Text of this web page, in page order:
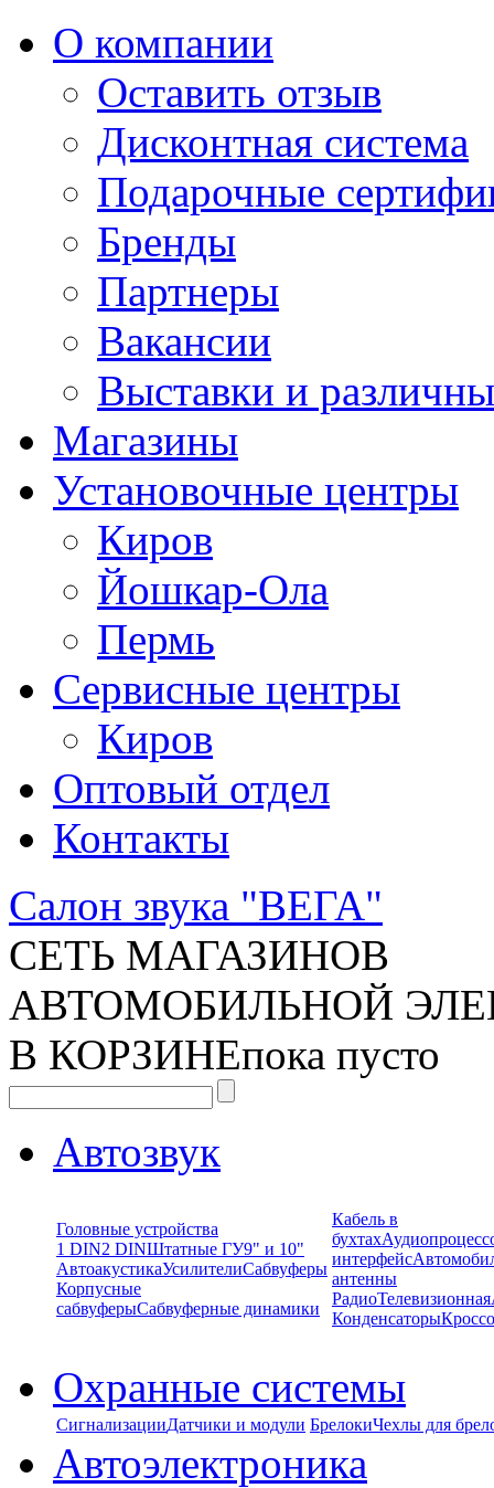
О компании
Оставить отзыв
Дисконтная система
Подарочные
Бренды
Партнеры
Вакансии
Выставки и
Магазины
Установочные центры
Киров
Йошкар-Ола
Пермь
Сервисные центры
Киров
Оптовый отдел
Контакты
Салон звука "ВЕГА"
СЕТЬ МАГАЗИНОВ
АВТОМОБИЛЬНОЙ
В КОРЗИНЕпока пусто
Автозвук
Головные устройства
1 DIN2 DINШтатные ГУ9" и 10"
АвтоакустикаУсилителиСабвуферы
Корпусные
сабвуферыСабвуферные динамики
Кабель в
бухтах
интерфейс
антенны
РадиоТелевизионная
Конденсаторы
Охранные системы
СигнализацииДатчики и модули БрелокиЧехлы для
Автоэлектроника